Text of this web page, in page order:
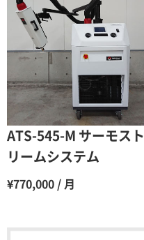
2ヶ月
4ヶ月
5ヶ月
6ヶ月
7ヶ月
8ヶ月
10ヶ月
ATS-545-M サーモスト
リームシステム
¥770,000 / 月